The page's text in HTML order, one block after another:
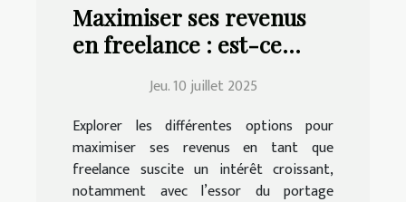
Maximiser ses revenus
en freelance : est-ce
salarial ?Jeu. 10 juillet 2025
Explorer les différentes options pour
maximiser ses revenus en tant que
freelance suscite un intérêt croissant,
notamment avec l’essor du portage